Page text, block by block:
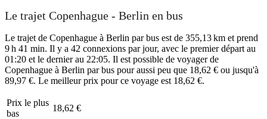
Le trajet Copenhague - Berlin en bus
Le trajet de Copenhague à Berlin par bus est de 355,13 km et prend
9 h 41 min. Il y a 42 connexions par jour, avec le premier départ au
01:20 et le dernier au 22:05. Il est possible de voyager de
Copenhague à Berlin par bus pour aussi peu que 18,62 € ou jusqu'à
89,97 €. Le meilleur prix pour ce voyage est 18,62 €.
Prix ​​le plus
bas
18,62 €